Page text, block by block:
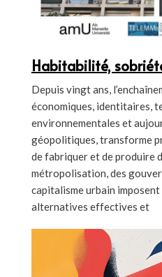
Habitabilité,
Depuis vingt ans,
économiques, identitaires,
environnementales et
géopolitiques, transforme
de fabriquer et de produire
métropolisation, des
capitalisme urbain
alternatives effectives et